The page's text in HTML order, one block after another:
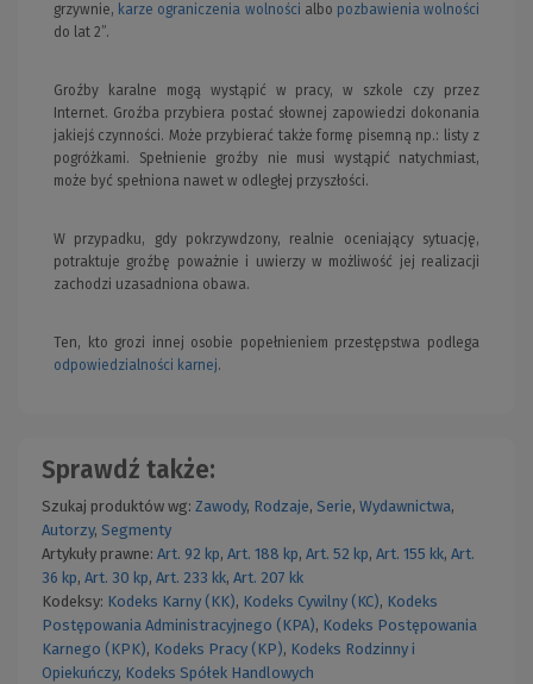
grzywnie, karze ograniczenia wolności albo pozbawienia wolności
do lat 2”.
Groźby karalne mogą wystąpić w pracy, w szkole czy przez
Internet. Groźba przybiera postać słownej zapowiedzi dokonania
jakiejś czynności. Może przybierać także formę pisemną np.: listy z
pogróżkami. Spełnienie groźby nie musi wystąpić natychmiast,
może być spełniona nawet w odległej przyszłości.
W przypadku, gdy pokrzywdzony, realnie oceniający sytuację,
potraktuje groźbę poważnie i uwierzy w możliwość jej realizacji
zachodzi uzasadniona obawa.
Ten, kto grozi innej osobie popełnieniem przestępstwa podlega
odpowiedzialności karnej.
Sprawdź także:
Szukaj produktów wg: Zawody, Rodzaje, Serie, Wydawnictwa,
Autorzy, Segmenty
Artykuły prawne: Art. 92 kp, Art. 188 kp, Art. 52 kp, Art. 155 kk, Art.
36 kp, Art. 30 kp, Art. 233 kk, Art. 207 kk
Kodeksy: Kodeks Karny (KK), Kodeks Cywilny (KC), Kodeks
Postępowania Administracyjnego (KPA), Kodeks Postępowania
Karnego (KPK), Kodeks Pracy (KP), Kodeks Rodzinny i
Opiekuńczy, Kodeks Spółek Handlowych